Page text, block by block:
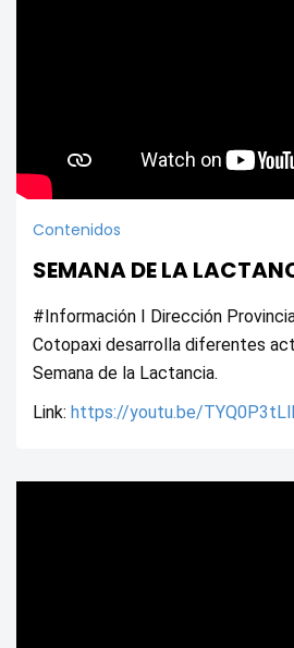
Contenidos
SEMANA DE LA
#Información I Dirección
Cotopaxi desarrolla diferentes
Semana de la Lactancia.
Link: https://youtu.be/